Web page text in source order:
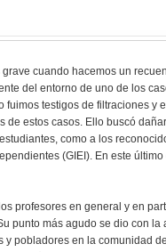
cuando hacemos un
del entorno de uno de los
fuimos testigos de filtraciones
de estos casos. Ello buscó
como a los
(GIEI). En este
profesores en general y en
punto más agudo se dio con
y pobladores en la comunidad